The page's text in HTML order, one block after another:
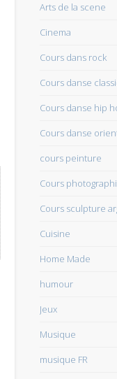
Arts de la scene
Cinema
Cours dans rock
Cours danse
Cours danse hip
Cours danse
cours peinture
Cours
Cours sculpture
Cuisine
Home Made
humour
Jeux
Musique
musique FR